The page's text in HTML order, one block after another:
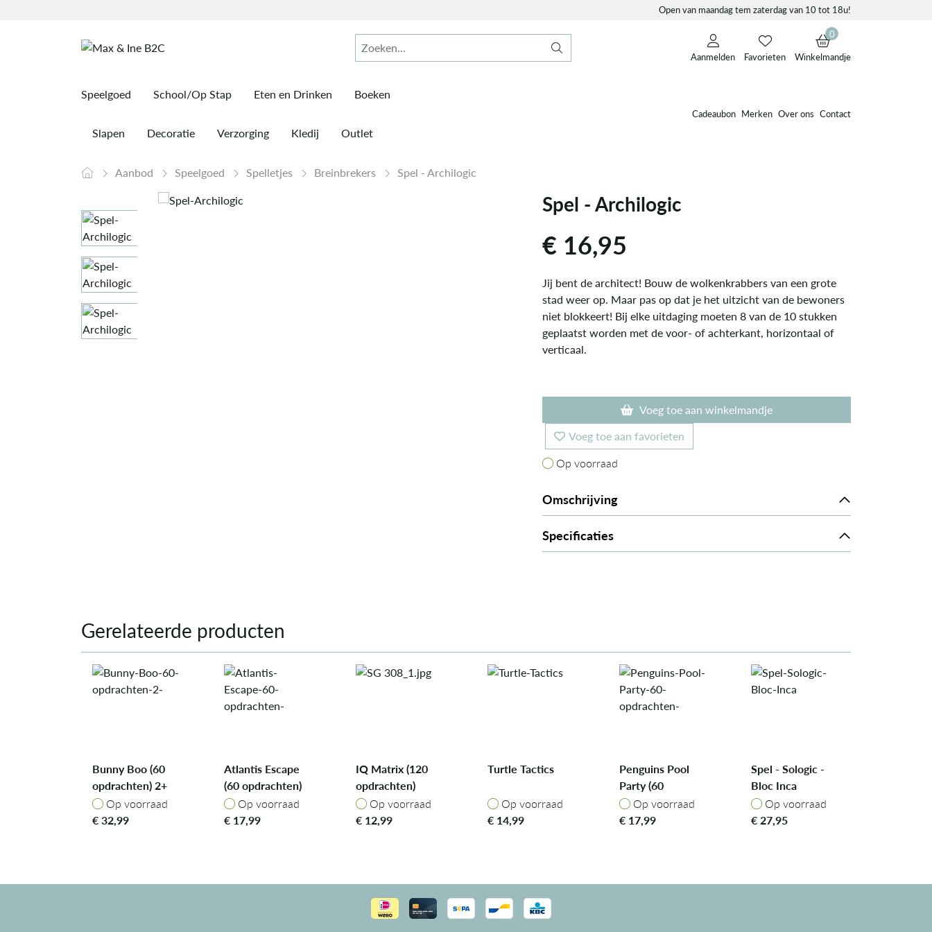
Open van maandag tem zaterdag van 10 tot 18u!
Aanmelden Favorieten
0
Winkelmandje
Speelgoed School/Op Stap Eten en Drinken Boeken
Slapen Decoratie Verzorging Kledij Outlet
Cadeaubon Merken Over ons Contact
Aanbod Speelgoed Spelletjes Breinbrekers Spel - Archilogic
Spel - Archilogic
€ 16,95
Jij bent de architect! Bouw de wolkenkrabbers van een grote
stad weer op. Maar pas op dat je het uitzicht van de bewoners
niet blokkeert! Bij elke uitdaging moeten 8 van de 10 stukken
geplaatst worden met de voor- of achterkant, horizontaal of
verticaal.
Voeg toe aan winkelmandje
Voeg toe aan favorieten
Op voorraad
Op voorraad
Omschrijving
Specificaties
Gerelateerde producten
Bunny Boo (60
opdrachten) 2+
Op voorraad
Op voorraad
€32,99
Atlantis Escape
(60 opdrachten)
Op voorraad
Op voorraad
€ 17,99
IQ Matrix (120
opdrachten)
Op voorraad
Op voorraad
€ 12,99
Turtle Tactics
Op voorraad
Op voorraad
€ 14,99
Penguins Pool
Party (60
opdrachten)
Op voorraad
Op voorraad
€ 17,99
Spel - Sologic -
Bloc Inca
Op voorraad
Op voorraad
€27,95